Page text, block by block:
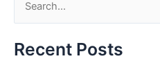
a
Recent Posts